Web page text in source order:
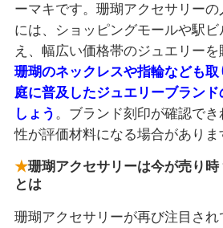
ーマキです。珊瑚アクセサリー
には、ショッピングモールや駅
え、幅広い価格帯のジュエリーを
珊瑚のネックレスや指輪なども
庭に普及したジュエリーブラン
しょう 。ブランド刻印が確認で
性が評価材料になる場合がありま
珊瑚アクセサリーは今が売り
とは
珊瑚アクセサリーが再び注目さ